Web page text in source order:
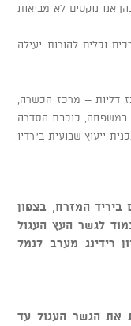
אנו נוקטים לא מביאות
וכלים להורות יעילה
דליות – מרכז הכשרה,
במשפחה, כוכבת הסדרה
קשת) ומנחת תכנית ייעוץ שבועית ב"רדיו
(לא האנגר 12) ממוקם ביריד המזרח, בצפון
לגשר העץ העגול
רידינג מערב לנמל
את הגשר העגול עד